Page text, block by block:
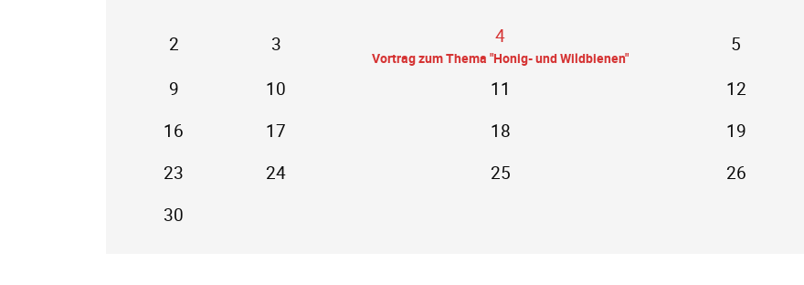
2
3 4
Vortrag zum Thema "Honig- und Wildbienen"
5
9
10 11 12
16
17 18 19
23
24 25 26
30